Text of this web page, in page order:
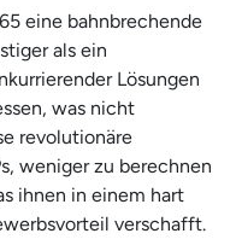
eine bahnbrechende
als ein
Lösungen
was nicht
revolutionäre
weniger zu berechnen
ihnen in einem hart
verschafft.